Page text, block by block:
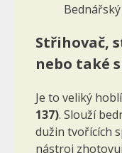
Střihovač,
nebo také
Je to veliký
137). Slouží
dužin tvořících
nástroj